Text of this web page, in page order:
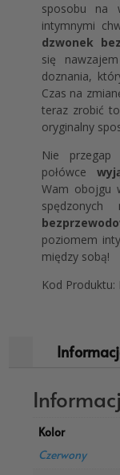
sposobu na
intymnymi
dzwonek
się
doznania,
Czas na
teraz zrobić
oryginalny
Nie
połówce
Wam obojgu
poziomem
między sobą!
Kod
Kolor
Czerwony